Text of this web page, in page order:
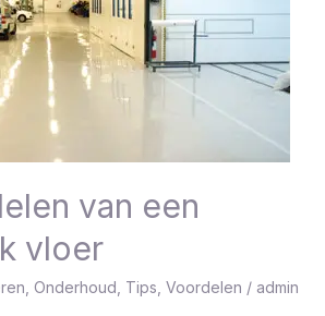
van een
vloer
Onderhoud Tips Voordelen / admin